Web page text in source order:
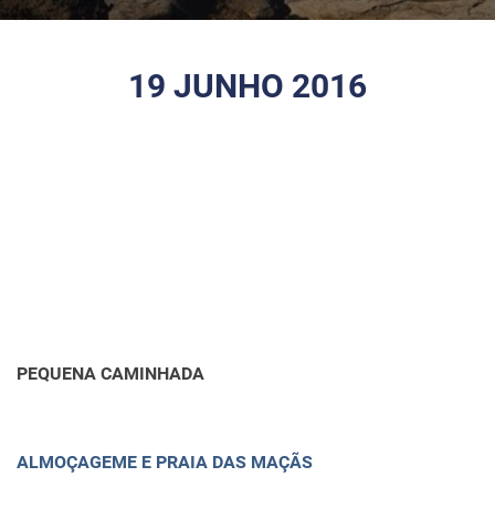
19 JUNHO 2016
PEQUENA CAMINHADA
ALMOÇAGEME E PRAIA DAS MAÇÃS